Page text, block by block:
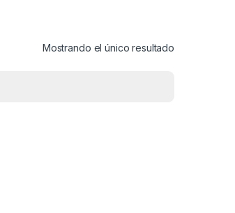
Mostrando el único resultado